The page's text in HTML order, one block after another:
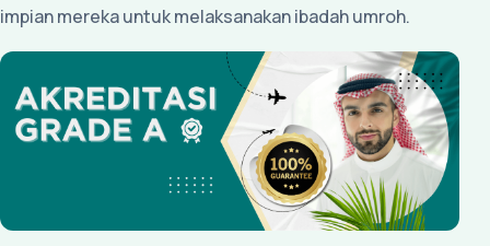
impian mereka untuk melaksanakan ibadah umroh.